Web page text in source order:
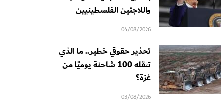
واللاجئين الفلسطينيين
04/08/2026
تحذير حقوقي خطير.. ما الذي
تنقله 100 شاحنة يوميًا من
غزة؟
03/08/2026